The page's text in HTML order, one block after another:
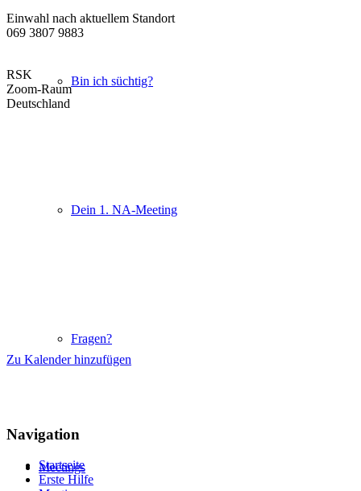
Bin ich süchtig?
Dein 1. NA-Meeting
Fragen?
Meetings
Einwahl nach aktuellem Standort
069 3807 9883
RSK
Zoom-Raum
Deutschland
Zu Kalender hinzufügen
Navigation
Startseite
Erste Hilfe